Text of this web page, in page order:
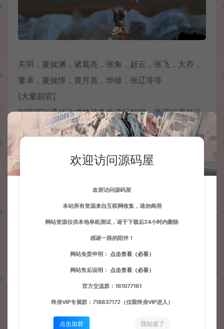
关羽，夏侯渊，诸葛亮，张角，赵云，张飞，大乔，
董卓，夏侯惇，黄月英，华雄，张辽等等
[大量副官]
副官可以通过达成挑战条件进行解锁，并可以再战斗
中进行召唤。
副官名号 ： 许褚，典韦，孟获，张昭, 程昱, 荀彧, 陈
宫，孟尤，黄盖，荀攸，庞德 等等
一般副官 ： 步兵，剑士，盾牌兵，枪兵，弓兵，策
从三国志：乱世求生中，您可以体验到海量的技能组
合，神火鸟，灵魂出窍，爆炸退敌，按照不同的情况
去选择适当的技能是您在乱世中安身立地的必要条
欢迎访问源码屋
欢迎访问源码屋
本站所有资源来自互联网收集，请勿商用
网站资源仅供本地单机测试，请于下载后24小时内删除
感谢一路的陪伴！
网站免责申明： 点击查看（必看）
网站售后说明： 点击查看（必看）
官方交流群：161077161
终身VIP专属群：718837172（仅限终身VIP进入）
点击加群 我知道了